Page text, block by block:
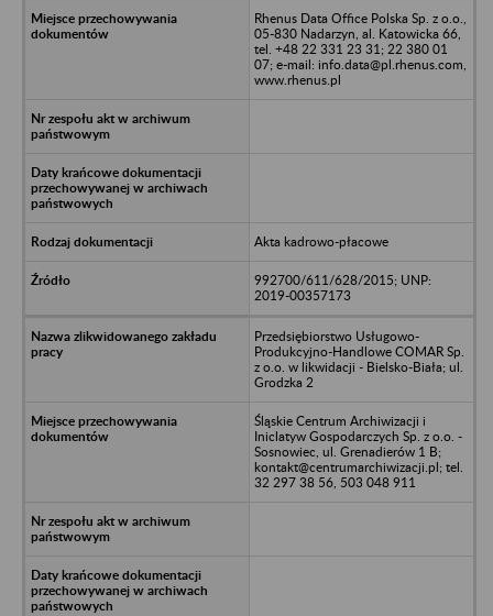
Rhenus Data Office Polska Sp. z o.o.,
05-830 Nadarzyn, al. Katowicka 66,
tel. +48 22 331 23 31; 22 380 01
07; e-mail: info.data@pl.rhenus.com,
www.rhenus.pl
Akta kadrowo-płacowe
992700/611/628/2015; UNP:
2019-00357173
Przedsiębiorstwo Usługowo-
Produkcyjno-Handlowe COMAR Sp.
z o.o. w likwidacji - Bielsko-Biała; ul.
Grodzka 2
Śląskie Centrum Archiwizacji i
Iniclatyw Gospodarczych Sp. z o.o. -
Sosnowiec, ul. Grenadierów 1 B;
kontakt@centrumarchiwizacji.pl; tel.
32 297 38 56, 503 048 911